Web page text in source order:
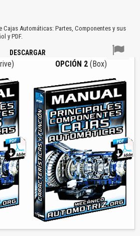
Cajas Automáticas: Partes, Componentes y sus
y PDF.
DESCARGAR
OPCIÓN 2(Box)